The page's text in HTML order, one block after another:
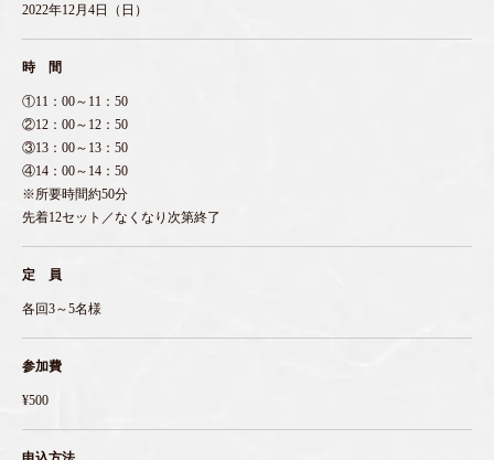
2022年12月4日（日）
時 間
①11：00～11：50
②12：00～12：50
③13：00～13：50
④14：00～14：50
※所要時間約50分
先着12セット／なくなり次第終了
定 員
各回3～5名様
参加費
¥500